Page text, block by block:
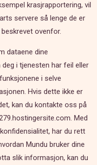
krasjrapportering, vil
servere så lenge de er
ovenfor.
dataene dine
i tjenesten har feil eller
i selve
Hvis dette ikke er
kan du kontakte oss på
Med
har du rett
Mundu bruker dine
slik informasjon, kan du